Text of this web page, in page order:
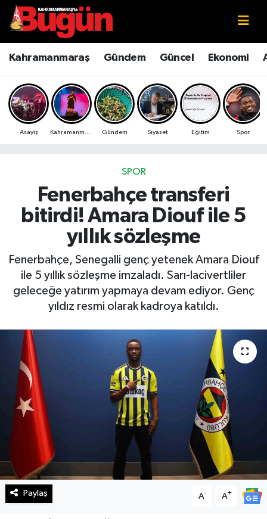
Kahramanmaraş Gündem Güncel Ekonomi
Asayiş Gündem Siyaset Eğitim Spor
SPOR
Fenerbahçe transferi
bitirdi! Amara Diouf ile 5
yıllık sözleşme
Fenerbahçe, Senegalli genç yetenek Amara Diouf
ile 5 yıllık sözleşme imzaladı. Sarı-lacivertliler
geleceğe yatırım yapmaya devam ediyor. Genç
yıldız resmi olarak kadroya katıldı.
Paylaş A- A+
Kahramanmaraş
Kahramanmaraş Sokak Röportajları
Bilim ve Teknoloji
Çevre
Ekonomi
Güncel
Haberde İnsan
Magazin
Manşet Altı
Manşetler
Resmi İlan
Sağlık
Spor
Kahramanmaraş Nöbetçi Eczaneler
Kahramanmaraş Hava Durumu
Kahramanmaraş Namaz Vakitleri
Kahramanmaraş Trafik Yoğunluk Haritası
Süper Lig Puan Durumu ve Fikstür
Tüm Manşetler
Son Dakika Haberleri
Haber Arşivi